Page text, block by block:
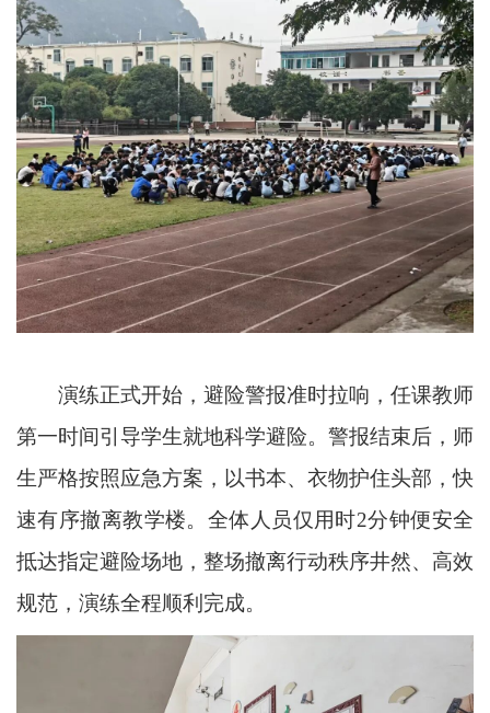
演练正式开始，避险警报准时拉响，任课教师
第一时间引导学生就地科学避险。警报结束后，师
生严格按照应急方案，以书本、衣物护住头部，快
速有序撤离教学楼。全体人员仅用时2分钟便安全
抵达指定避险场地，整场撤离行动秩序井然、高效
规范，演练全程顺利完成。